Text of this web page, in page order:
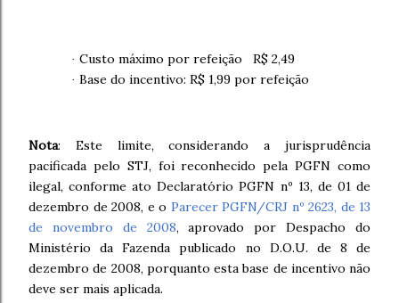
· Custo máximo por refeição R$ 2,49
· Base do incentivo: R$ 1,99 por refeição
Nota: Este limite, considerando a jurisprudência
pacificada pelo STJ, foi reconhecido pela PGFN como
ilegal, conforme ato Declaratório PGFN nº 13, de 01 de
dezembro de 2008, e o Parecer PGFN/CRJ nº 2623, de 13
de novembro de 2008, aprovado por Despacho do
Ministério da Fazenda publicado no D.O.U. de 8 de
dezembro de 2008, porquanto esta base de incentivo não
deve ser mais aplicada.